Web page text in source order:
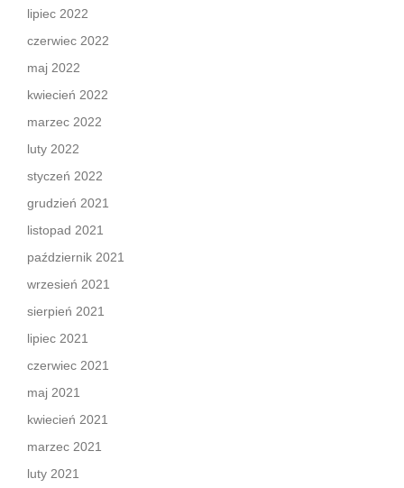
lipiec 2022
czerwiec 2022
maj 2022
kwiecień 2022
marzec 2022
luty 2022
styczeń 2022
grudzień 2021
listopad 2021
październik 2021
wrzesień 2021
sierpień 2021
lipiec 2021
czerwiec 2021
maj 2021
kwiecień 2021
marzec 2021
luty 2021